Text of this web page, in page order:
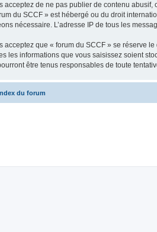
acceptez de ne pas publier de contenu
du SCCF » est hébergé ou du droit
nécessaire. L’adresse IP de tous les
acceptez que « forum du SCCF » se réserve
les informations que vous saisissez soient
être tenus responsables de toute
du forum